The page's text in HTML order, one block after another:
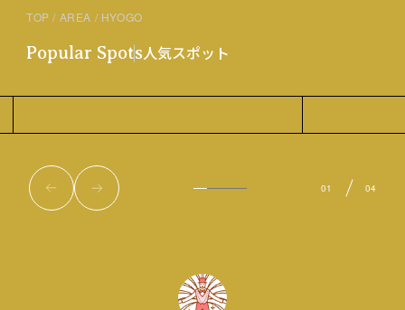
TOP AREA HYOGO
Popular Spots人気スポット
Himeji Castle
姫路城
Kobe
ハーバーランド
01 04